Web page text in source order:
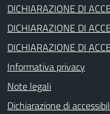
DICHIARAZIONE DI
DICHIARAZIONE DI
DICHIARAZIONE DI
Informativa privacy
Note legali
Dichiarazione di